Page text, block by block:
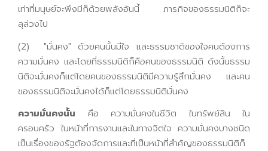
เท่าที่มนุษย์จะพึงมีก็ด้วยพลังอันนี้ ภารกิจของธรรมนิติก็จะ
ลุล่วงไป
(2) "มั่นคง" ด้วยคนนั้นมีใจ และธรรมชาติของใจคนต้องการ
ความมั่นคง และโดยที่ธรรมนิติก็คือคนของธรรมนิติ ดังนั้นธรรม
นิติจะมั่นคงก็แต่โดยคนของธรรมนิติมีความรู้สึกมั่นคง และคน
ของธรรมนิติจะมั่นคงได้ก็แต่โดยธรรมนิติมั่นคง
ความมั่นคงนั้น คือ ความมั่นคงในชีวิต ในทรัพย์สิน ใน
ครอบครัว ในหน้าที่การงานและในทางจิตใจ ความมั่นคงบางชนิด
เป็นเรื่องของรัฐต้องจัดการและที่เป็นหน้าที่สำคัญของธรรมนิติก็